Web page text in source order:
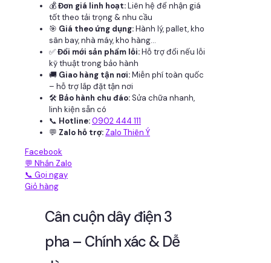
💰Đơn giá linh hoạt:Liên hệ để nhận giá
tốt theo tải trọng & nhu cầu
🎯 Giá theo ứng dụng:Hành lý, pallet, kho
sân bay, nhà máy, kho hàng...
✅Đổi mới sản phẩm lỗi:Hỗ trợ đổi nếu lỗi
kỹ thuật trong bảo hành
🚚 Giao hàng tận nơi:Miễn phí toàn quốc
– hỗ trợ lắp đặt tận nơi
🛠 Bảo hành chu đáo:Sửa chữa nhanh,
linh kiện sẵn có
📞 Hotline:0902 444 111
💬 Zalo hỗ trợ: Zalo Thiên Ý
Facebook
💬 Nhắn Zalo
📞 Gọi ngay
Giỏ hàng
Cân cuộn dây điện 3
pha – Chính xác & Dễ